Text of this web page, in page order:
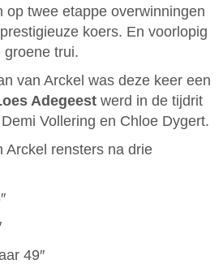
op twee etappe overwinningen
koers. En voorlopig
groene trui.
van Arckel was deze keer een
Adegeest werd in de tijdrit
Vollering en Chloe Dygert.
Arckel rensters na drie
49″